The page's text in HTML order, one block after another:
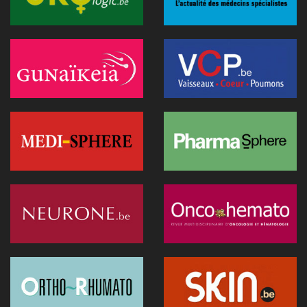
10 juillet 2026 - 12:25
dans la diffusion d'informations
07 juillet 2026 - 20:56
Les Belges restent les plus réticents d'Europe face au
diagnostic médical par l'IA (étude)
réduisant la dose de rayonnement en cathétérisme
06 juillet 2026 - 10:49
L'hôpital d'Ostende teste l'IA en consultation
01 juillet 2026 - 20:51